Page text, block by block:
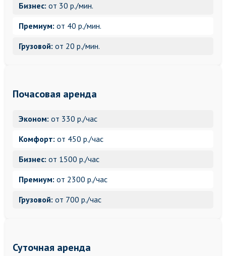
Бизнес: от 30 р./мин.
Премиум: от 40 р./мин.
Грузовой: от 20 р./мин.
Почасовая аренда
Эконом: от 330 р./час
Комфорт: от 450 р./час
Бизнес: от 1500 р./час
Премиум: от 2300 р./час
Грузовой: от 700 р./час
Суточная аренда